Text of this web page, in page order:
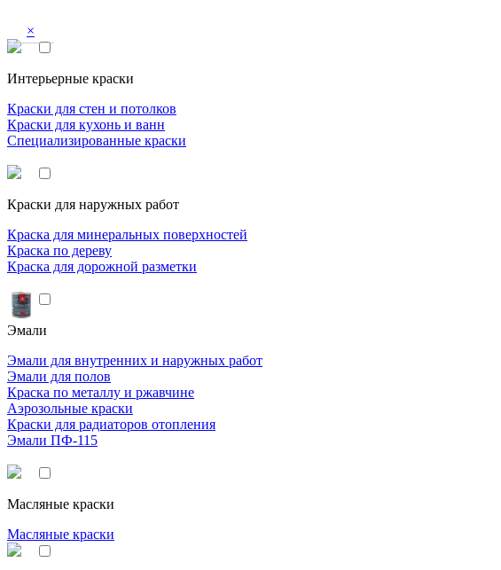
×
Интерьерные краски
Краски для стен и потолков
Краски для кухонь и ванн
Специализированные краски
Краски для наружных работ
Краска для минеральных поверхностей
Краска по дереву
Краска для дорожной разметки
Эмали
Эмали для внутренних и наружных работ
Эмали для полов
Краска по металлу и ржавчине
Аэрозольные краски
Краски для радиаторов отопления
Эмали ПФ-115
Масляные краски
Масляные краски